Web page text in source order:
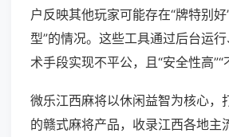
户反映其他玩家可能存在“牌特别
型”的情况。这些工具通过后台运
术手段实现不平公，且“安全性高”“
微乐江西麻将以休闲益智为核心，
的赣式麻将产品，收录江西各地主